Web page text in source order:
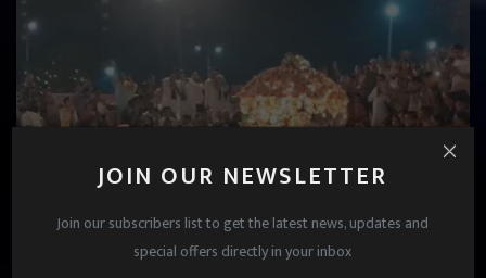
JOIN OUR NEWSLETTER
Join our subscribers list to get the latest news, updates and
special offers directly in your inbox